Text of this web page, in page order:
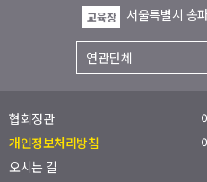
교육장
서울특별시 송
협회정관
개인정보처리방침
오시는 길